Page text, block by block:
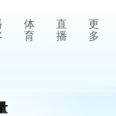
体
育
直
播
更
多